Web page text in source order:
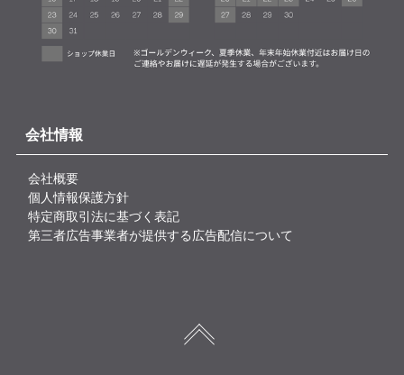
会社情報
会社概要
個人情報保護方針
特定商取引法に基づく表記
第三者広告事業者が提供する広告配信について